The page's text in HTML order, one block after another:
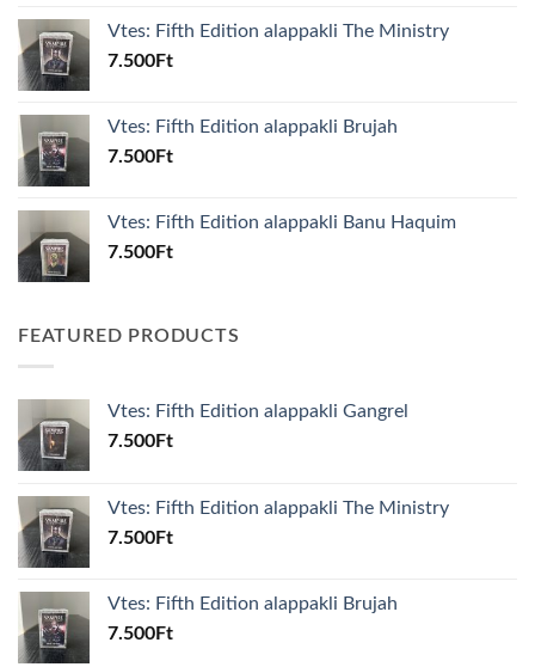
Vtes: Fifth Edition alappakli The Ministry
7.500Ft
Vtes: Fifth Edition alappakli Brujah
7.500Ft
Vtes: Fifth Edition alappakli Banu Haquim
7.500Ft
FEATURED PRODUCTS
Vtes: Fifth Edition alappakli Gangrel
7.500Ft
Vtes: Fifth Edition alappakli The Ministry
7.500Ft
Vtes: Fifth Edition alappakli Brujah
7.500Ft